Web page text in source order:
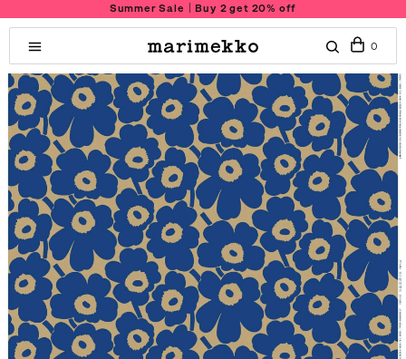
Summer Sale｜Buy 2 get 20% off
0